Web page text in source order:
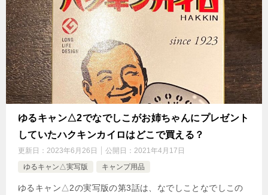
ゆるキャン△2でなでしこがお姉ちゃんにプレゼント
していたハクキンカイロはどこで買える？
更新日： 2023年6月26日 公開日： 2021年4月17日
ゆるキャン△実写版
キャンプ用品
ゆるキャン△2の実写版の第3話は、なでしことなでしこの